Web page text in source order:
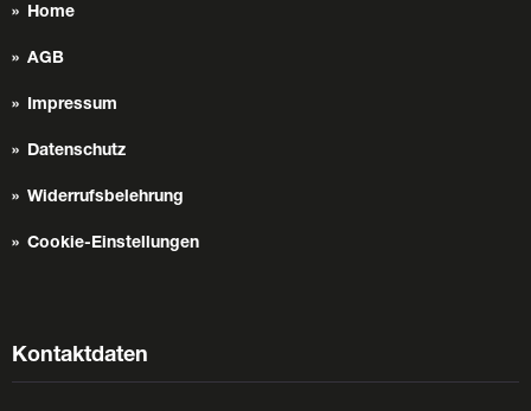
Home
AGB
Impressum
Datenschutz
Widerrufsbelehrung
Cookie-Einstellungen
Kontaktdaten